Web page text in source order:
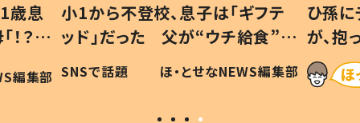
歳息
？」
編集部
小1から不登校、息子は「ギフテ
ッド」だった 父が“ウチ給食”を
作り続ける理由とは #令和の親
#令和の子
SNSで話題 ほ・とせなNEWS編集部
ひ孫
が、
「涙が
い」